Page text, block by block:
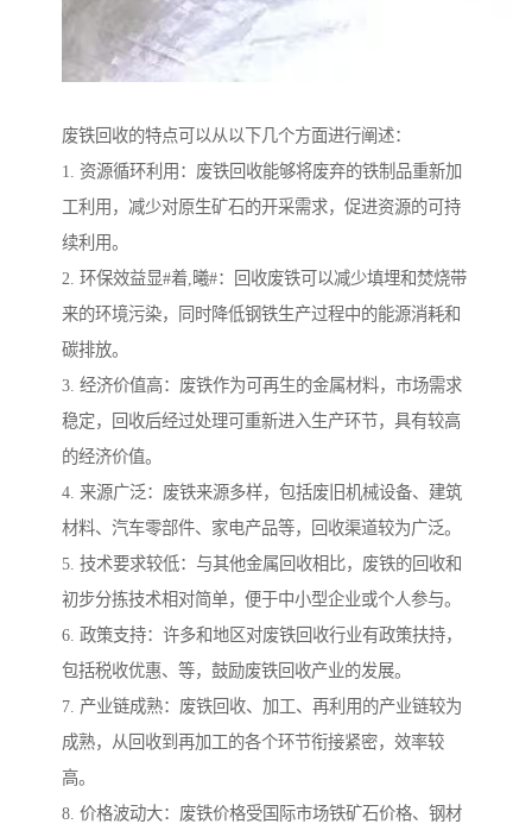
废铁回收的特点可以从以下几个方面进行阐述：
1. 资源循环利用：废铁回收能够将废弃的铁制品重新加
工利用，减少对原生矿石的开采需求，促进资源的可持
续利用。
2. 环保效益显#着,曦#：回收废铁可以减少填埋和焚烧带
来的环境污染，同时降低钢铁生产过程中的能源消耗和
碳排放。
3. 经济价值高：废铁作为可再生的金属材料，市场需求
稳定，回收后经过处理可重新进入生产环节，具有较高
的经济价值。
4. 来源广泛：废铁来源多样，包括废旧机械设备、建筑
材料、汽车零部件、家电产品等，回收渠道较为广泛。
5. 技术要求较低：与其他金属回收相比，废铁的回收和
初步分拣技术相对简单，便于中小型企业或个人参与。
6. 政策支持：许多和地区对废铁回收行业有政策扶持，
包括税收优惠、等，鼓励废铁回收产业的发展。
7. 产业链成熟：废铁回收、加工、再利用的产业链较为
成熟，从回收到再加工的各个环节衔接紧密，效率较
高。
8. 价格波动大：废铁价格受国际市场铁矿石价格、钢材